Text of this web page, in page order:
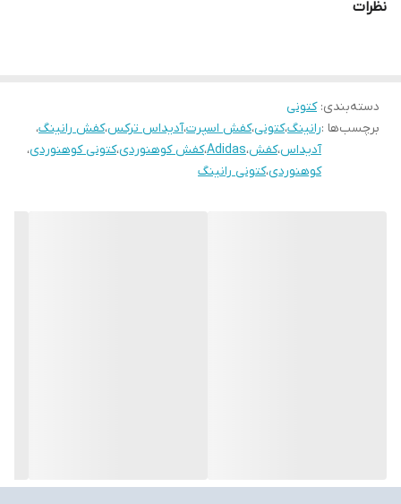
نظرات
دسته‌بندی:کتونی
برچسب‌ها :رانینگ،کتونی،کفش اسپرت،آدیداس ترکس،کفش رانینگ،
آدیداس،کفش،Adidas،کفش کوهنوردی،کتونی کوهنوردی،
کوهنوردی،کتونی رانینگ